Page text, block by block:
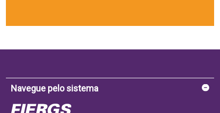
Navegue pelo sistema